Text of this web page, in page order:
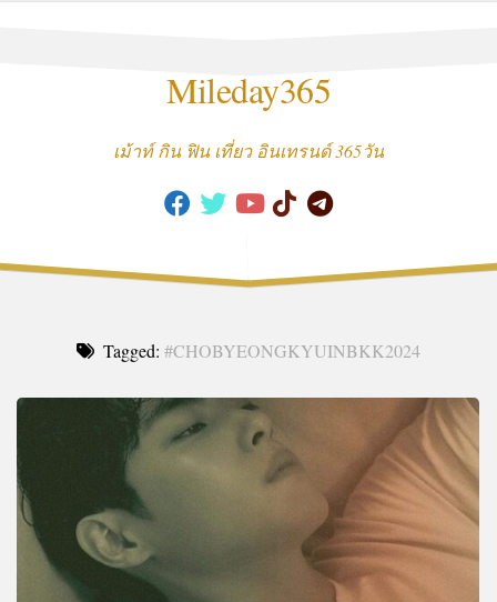
Mileday365
เม้าท์ กิน ฟิน เที่ยว อินเทรนด์ 365วัน
Tagged: #CHOBYEONGKYUINBKK2024